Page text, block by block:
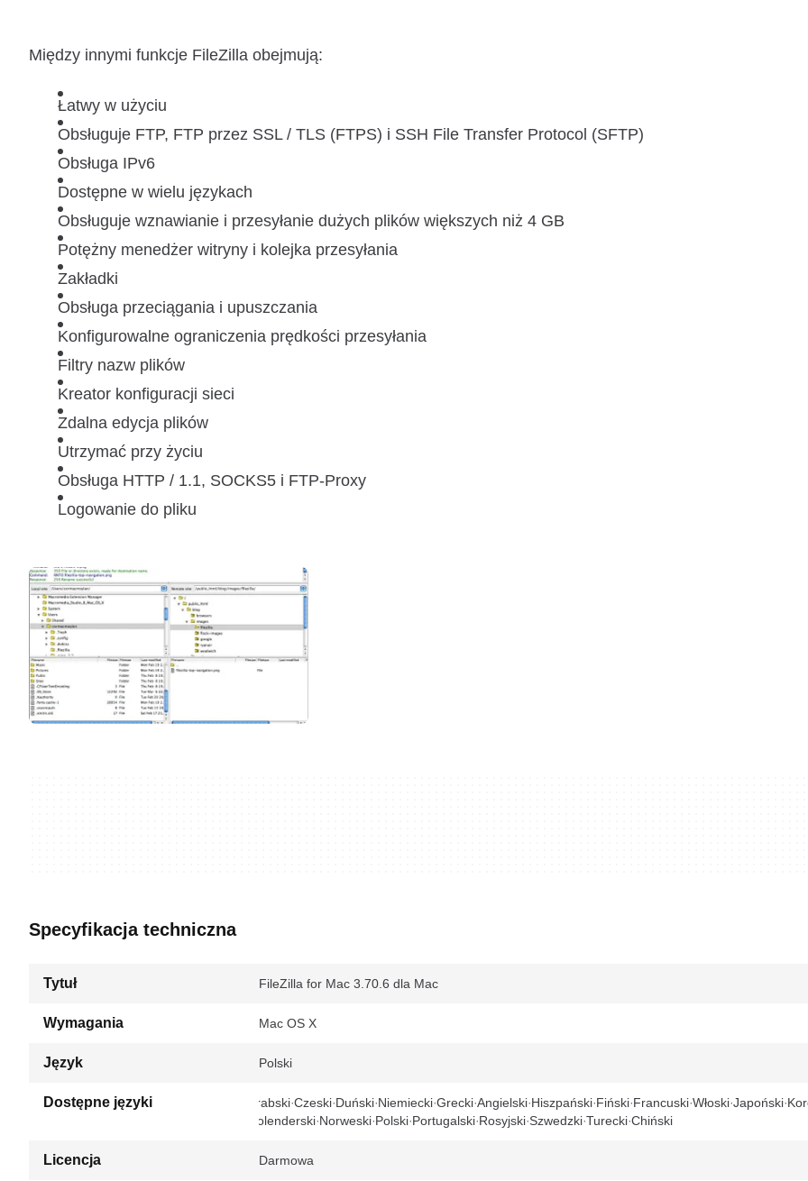
Między innymi funkcje FileZilla obejmują:
Łatwy w użyciu
Obsługuje FTP, FTP przez SSL / TLS (FTPS) i SSH File Transfer Protocol (SFTP)
Obsługa IPv6
Dostępne w wielu językach
Obsługuje wznawianie i przesyłanie dużych plików większych niż 4 GB
Potężny menedżer witryny i kolejka przesyłania
Zakładki
Obsługa przeciągania i upuszczania
Konfigurowalne ograniczenia prędkości przesyłania
Filtry nazw plików
Kreator konfiguracji sieci
Zdalna edycja plików
Utrzymać przy życiu
Obsługa HTTP / 1.1, SOCKS5 i FTP-Proxy
Logowanie do pliku
Specyfikacja techniczna
Tytuł FileZilla for Mac 3.70.6 dla Mac
Wymagania Mac OS X
Język Polski
Dostępne języki Arabski Czeski Duński Niemiecki Grecki Angielski Hiszpański Fiński Francuski Włoski Japoński
Holenderski Norweski Polski Portugalski Rosyjski Szwedzki Turecki Chiński
Licencja Darmowa